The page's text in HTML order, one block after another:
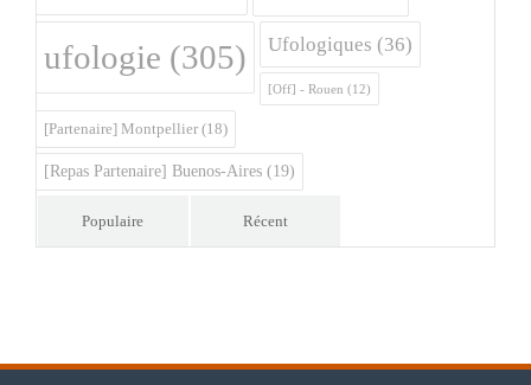
ufologie (305) Ufologiques (36)
[Off] - Rouen (12)
[Partenaire] Montpellier (18)
[Repas Partenaire] Buenos-Aires (19)
Populaire Récent